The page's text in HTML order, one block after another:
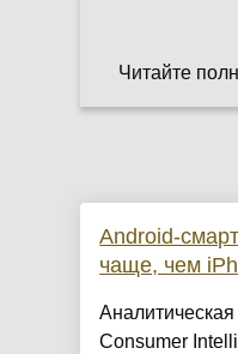
Читайте
Android-
чаще, чем
Consumer